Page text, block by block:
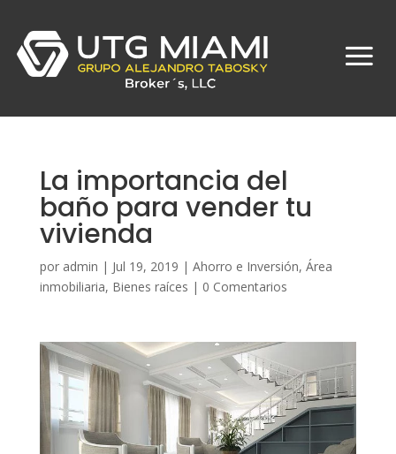
La importancia del
baño para vender tu
vivienda
por admin | Jul 19, 2019 | Ahorro e Inversión, Área
inmobiliaria, Bienes raíces | 0 Comentarios